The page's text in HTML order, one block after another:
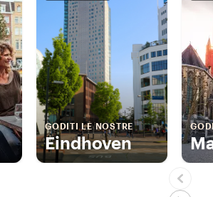
GODITI LE NOSTRE
Eindhoven